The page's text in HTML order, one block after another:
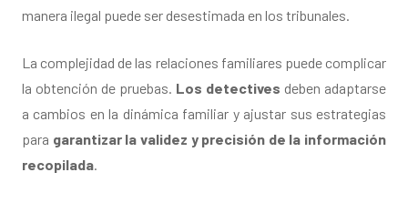
manera ilegal puede ser desestimada en los tribunales.
La complejidad de las relaciones familiares puede complicar
la obtención de pruebas. Los detectives deben adaptarse
a cambios en la dinámica familiar y ajustar sus estrategias
para garantizar la validez y precisión de la información
recopilada.